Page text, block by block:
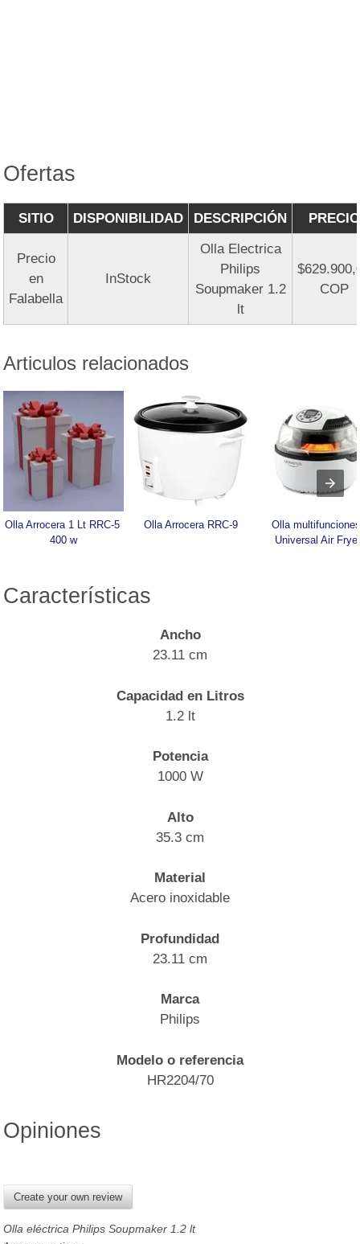
Ofertas
SITIO DISPONIBILIDAD DESCRIPCIÓN PRECIO
Precio
en
Falabella
InStock
Olla Electrica
Philips
Soupmaker 1.2
lt
COP
Articulos relacionados
Olla Arrocera 1 Lt RRC-5
400 w
Olla Arrocera RRC-9
Olla multifunciones
Universal Air Fryer
Características
Ancho
23.11 cm
Capacidad en Litros
1.2 lt
Potencia
1000 W
Alto
35.3 cm
Material
Acero inoxidable
Profundidad
23.11 cm
Marca
Philips
Modelo o referencia
HR2204/70
Opiniones
Create your own review
Olla eléctrica Philips Soupmaker 1.2 lt